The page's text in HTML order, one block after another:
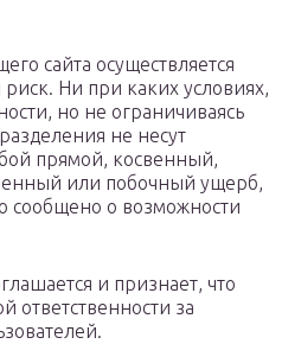
сайта осуществляется
Ни при каких условиях,
но не ограничиваясь
не несут
прямой, косвенный,
или побочный ущерб,
сообщено о возможности
и признает, что
ответственности за